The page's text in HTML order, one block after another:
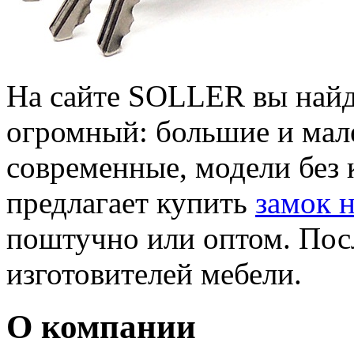
На сайте SOLLER вы
огромный: большие и
современные, модели
предлагает купить замок
поштучно или оптом.
изготовителей мебели.
О компании